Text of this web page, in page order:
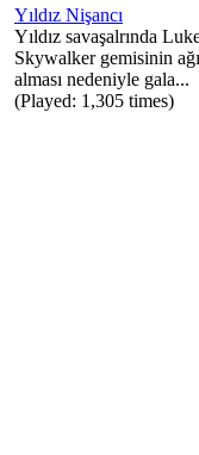
Yıldız Nişancı
Yıldız savaşalrında
Skywalker gemisinin
alması nedeniyle gala...
(Played: 1,305 times)